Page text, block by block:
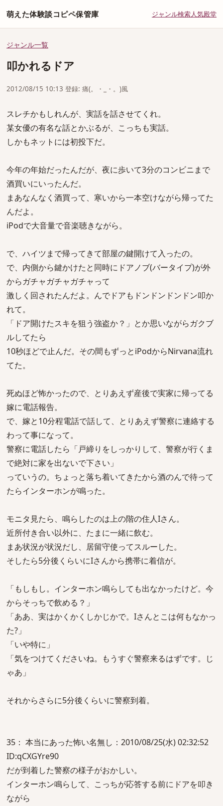
萌えた体験談コピペ保管庫 ジャンル検索人気殿堂
ジャンル一覧
叩かれるドア
2012/08/15 10:13 登録: 痛(。・_・。)風
スレチかもしれんが、実話を話させてくれ。
某女優の有名な話とかぶるが、こっちも実話。
しかもネットには初投下だ。
今年の年始だったんだが、夜に歩いて3分のコンビニまで
酒買いにいったんだ。
まあなんなく酒買って、寒いから一本空けながら帰ってた
んだよ。
iPodで大音量で音楽聴きながら。
で、ハイツまで帰ってきて部屋の鍵開けて入ったの。
で、内側から鍵かけたと同時にドアノブ(バータイプ)が外
からガチャガチャガチャって
激しく回されたんだよ。んでドアもドンドンドンドン叩か
れて。
「ドア開けたスキを狙う強盗か？」とか思いながらガクブ
ルしてたら
10秒ほどで止んだ。その間もずっとiPodからNirvana流れ
てた。
死ぬほど怖かったので、とりあえず産後で実家に帰ってる
嫁に電話報告。
で、嫁と10分程電話で話して、とりあえず警察に連絡する
わって事になって。
警察に電話したら「戸締りをしっかりして、警察が行くま
で絶対に家を出ないで下さい」
っていうの。ちょっと落ち着いてきたから酒のんで待って
たらインターホンが鳴った。
モニタ見たら、鳴らしたのは上の階の住人Iさん。
近所付き合い以外に、たまに一緒に飲む。
まあ状況が状況だし、居留守使ってスルーした。
そしたら5分後くらいにIさんから携帯に着信が。
「もしもし。インターホン鳴らしても出なかったけど。今
からそっちで飲める？」
「ああ、実はかくかくしかじかで。Iさんとこは何もなかっ
た?」
「いや特に」
「気をつけてくださいね。もうすぐ警察来るはずです。じ
ゃあ」
それからさらに5分後くらいに警察到着。
35： 本当にあった怖い名無し：2010/08/25(水) 02:32:52
ID:qCXGYre90
だが到着した警察の様子がおかしい。
インターホン鳴らして、こっちが応答する前にドアを叩き
ながら